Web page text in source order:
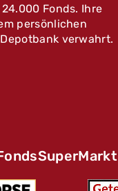
Fonds. Ihre
persönlichen
verwahrt.